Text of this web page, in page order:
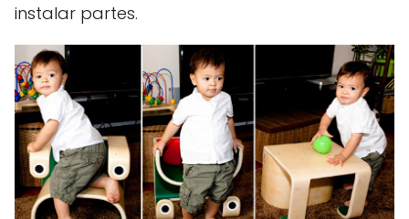
instalar partes.